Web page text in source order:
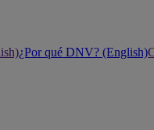
¿Por qué DNV? (English)